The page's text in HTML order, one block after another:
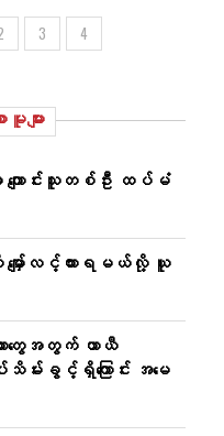
3 4
များ
ကျောင်းသူတစ်ဦး ထပ်မံ
မျှော်လင့်ထားရမယ်လို့ ယူ
တွေအတွက် ယာယီ
ခွင့်ရှိကြောင်း အမေ